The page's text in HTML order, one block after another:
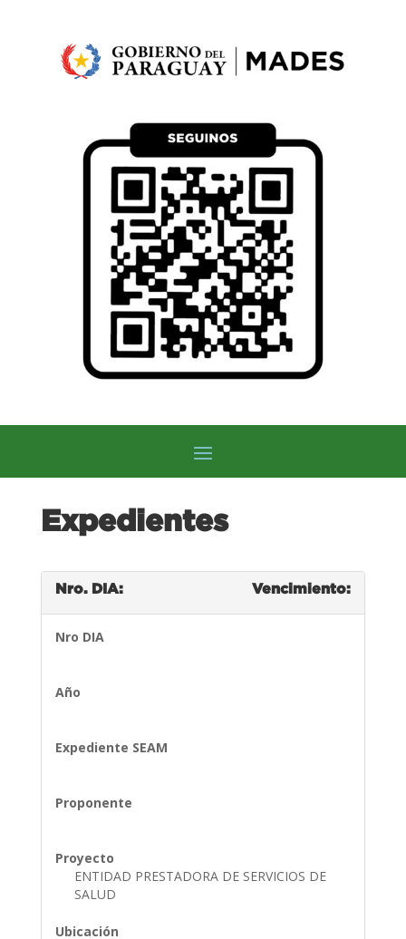
Expedientes
Nro. DIA: Vencimiento:
Nro DIA
Año
Expediente SEAM
Proponente
Proyecto
ENTIDAD PRESTADORA DE SERVICIOS DE
SALUD
Ubicación